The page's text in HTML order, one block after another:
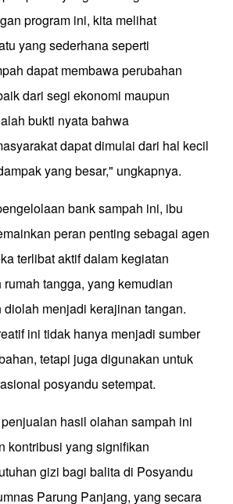
program ini, kita melihat
yang sederhana seperti
dapat membawa perubahan
dari segi ekonomi maupun
bukti nyata bahwa
dapat dimulai dari hal kecil
yang besar," ungkapnya.
bank sampah ini, ibu
peran penting sebagai agen
terlibat aktif dalam kegiatan
tangga, yang kemudian
menjadi kerajinan tangan.
ini tidak hanya menjadi sumber
tetapi juga digunakan untuk
posyandu setempat.
hasil olahan sampah ini
kontribusi yang signifikan
gizi bagi balita di Posyandu
Parung Panjang, yang secara